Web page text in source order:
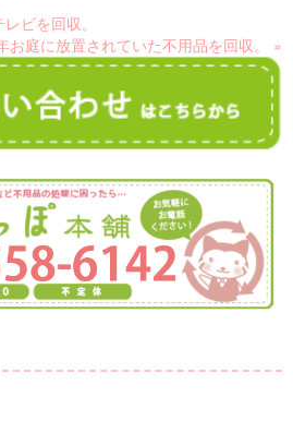
ビを回収。
お庭に放置されていた不用品を回収。 »